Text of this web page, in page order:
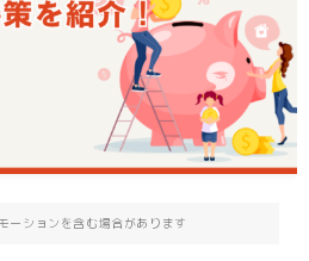
ーションを含む場合があります